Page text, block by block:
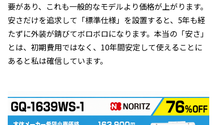
要があり、これも一般的なモデルより価格が上がります。
安さだけを追求して「標準仕様」を設置すると、5年も経
たずに外装が錆びてボロボロになります。本当の「安さ」
とは、初期費用ではなく、10年間安定して使えることに
あると私は確信しています。